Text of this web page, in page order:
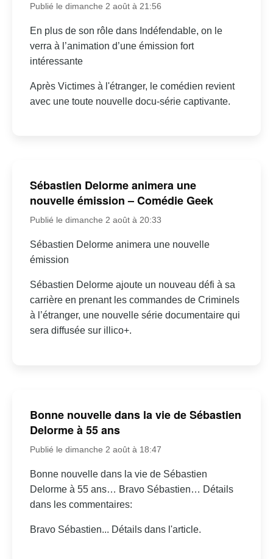
Publié le dimanche 2 août à 21:56
En plus de son rôle dans Indéfendable, on le
verra à l’animation d’une émission fort
intéressante
Après Victimes à l'étranger, le comédien revient
avec une toute nouvelle docu-série captivante.
Sébastien Delorme animera une
nouvelle émission – Comédie Geek
Publié le dimanche 2 août à 20:33
Sébastien Delorme animera une nouvelle
émission
Sébastien Delorme ajoute un nouveau défi à sa
carrière en prenant les commandes de Criminels
à l’étranger, une nouvelle série documentaire qui
sera diffusée sur illico+.
Bonne nouvelle dans la vie de Sébastien
Delorme à 55 ans
Publié le dimanche 2 août à 18:47
Bonne nouvelle dans la vie de Sébastien
Delorme à 55 ans… Bravo Sébastien… Détails
dans les commentaires:
Bravo Sébastien... Détails dans l'article.